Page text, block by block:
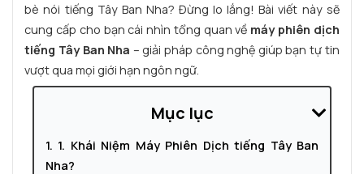
bè nói tiếng Tây Ban Nha? Đừng lo lắng! Bài viết này sẽ
cung cấp cho bạn cái nhìn tổng quan về máy phiên dịch
tiếng Tây Ban Nha – giải pháp công nghệ giúp bạn tự tin
vượt qua mọi giới hạn ngôn ngữ.
Mục lục
1. 1. Khái Niệm Máy Phiên Dịch tiếng Tây Ban
Nha?